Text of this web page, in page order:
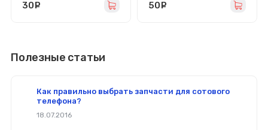
30 50
Полезные статьи
Как правильно выбрать запчасти для сотового
телефона?
18.07.2016